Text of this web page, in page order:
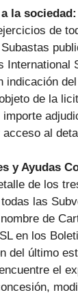
la sociedad:
de
International
indicación
de la
al
y Ayudas
de los
las
de
en los
del último
el